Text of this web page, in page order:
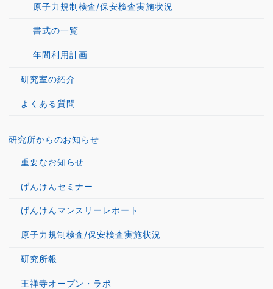
原子力規制検査/保安検査実施状況
書式の一覧
年間利用計画
研究室の紹介
よくある質問
研究所からのお知らせ
重要なお知らせ
げんけんセミナー
げんけんマンスリーレポート
原子力規制検査/保安検査実施状況
研究所報
王禅寺オープン・ラボ